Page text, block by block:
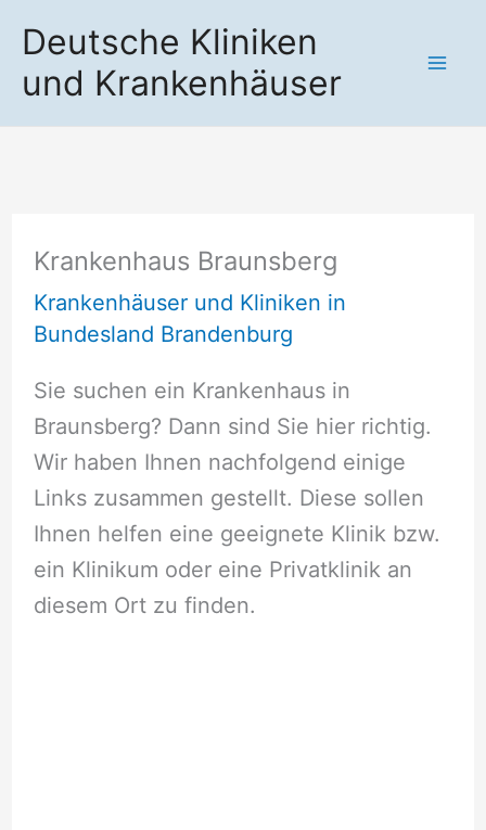
Inhalt
springen
Deutsche Kliniken
und Krankenhäuser
Krankenhaus Braunsberg
Krankenhäuser und Kliniken in
Bundesland Brandenburg
Sie suchen ein Krankenhaus in
Braunsberg? Dann sind Sie hier richtig.
Wir haben Ihnen nachfolgend einige
Links zusammen gestellt. Diese sollen
Ihnen helfen eine geeignete Klinik bzw.
ein Klinikum oder eine Privatklinik an
diesem Ort zu finden.